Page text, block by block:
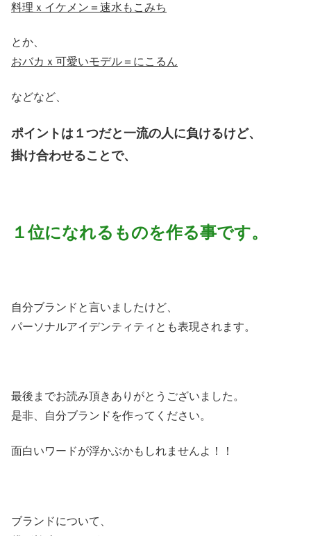
料理ｘイケメン＝速水もこみち
とか、
おバカｘ可愛いモデル＝にこるん
などなど、
ポイントは１つだと一流の人に負けるけど、
掛け合わせることで、
１位になれるものを作る事です。
自分ブランドと言いましたけど、
パーソナルアイデンティティとも表現されます。
最後までお読み頂きありがとうございました。
是非、自分ブランドを作ってください。
面白いワードが浮かぶかもしれませんよ！！
ブランドについて、